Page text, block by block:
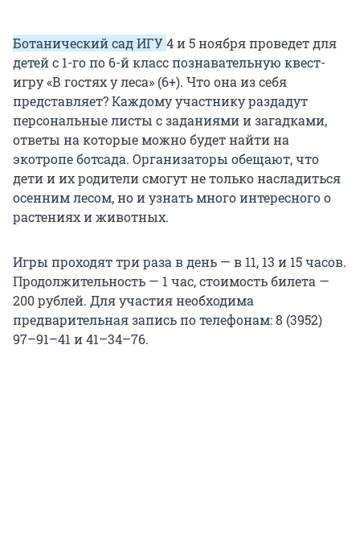
Ботанический сад ИГУ4 и 5 ноября проведет для
детей с 1-го по 6-й класс познавательную квест-
игру «В гостях у леса» (6+). Что она из себя
представляет? Каждому участнику раздадут
персональные листы с заданиями и загадками,
ответы на которые можно будет найти на
экотропе ботсада. Организаторы обещают, что
дети и их родители смогут не только насладиться
осенним лесом, но и узнать много интересного о
растениях и животных.
Игры проходят три раза в день — в 11, 13 и 15 часов.
Продолжительность — 1 час, стоимость билета —
200 рублей. Для участия необходима
предварительная запись по телефонам: 8 (3952)
97–91–41 и 41–34–76.